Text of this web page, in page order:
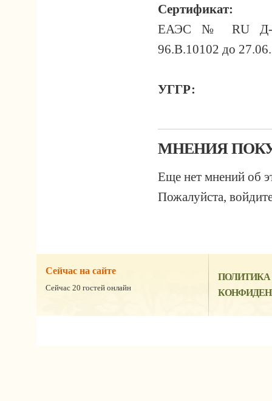
Сертификат:
ЕАЭС № RU Д-
96.B.10102 до
УГГР:
МНЕНИЯ
Еще нет мнений об
Пожалуйста,
Сейчас на сайте
Сейчас 20 гостей онлайн
ПОЛИТИКА